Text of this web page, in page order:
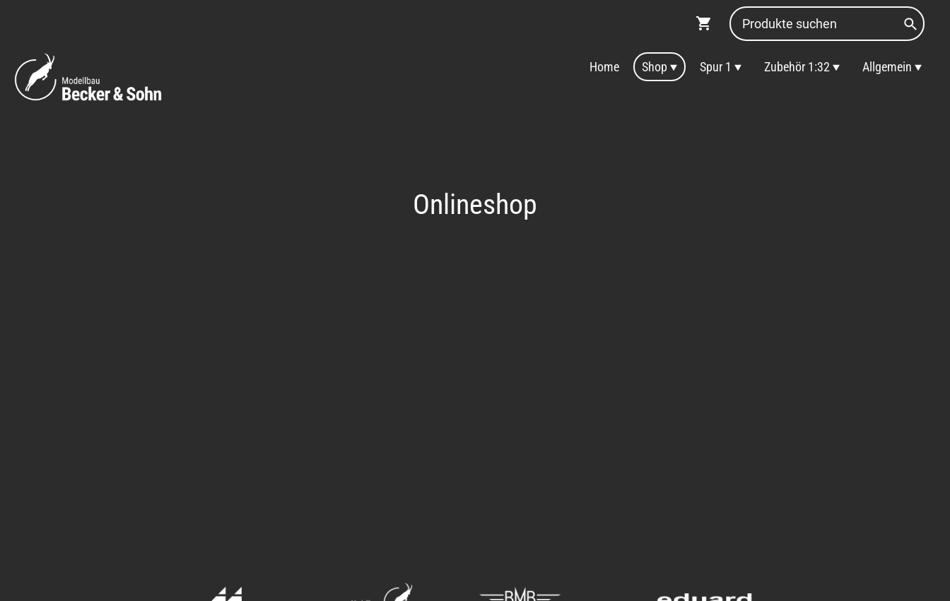
Home Shop Spur 1 Zubehör 1:32 Allgemein
Onlineshop